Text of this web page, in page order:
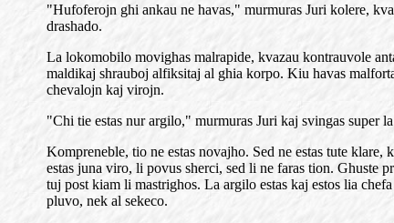
"Hufoferojn ghi ankau ne havas," murmuras Juri kolere,
drashado.
La lokomobilo movighas malrapide, kvazau kontrauvole
maldikaj shrauboj alfiksitaj al ghia korpo. Kiu havas
chevalojn kaj virojn.
"Chi tie estas nur argilo," murmuras Juri kaj svingas super
Kompreneble, tio ne estas novajho. Sed ne estas tute
estas juna viro, li povus sherci, sed li ne faras tion. Ghuste
tuj post kiam li mastrighos. La argilo estas kaj estos lia
pluvo, nek al sekeco.